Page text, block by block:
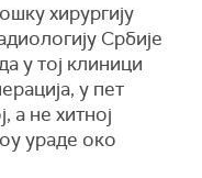
хирургију
Србије
у тој клиници
у пет
а не хитној
ураде око